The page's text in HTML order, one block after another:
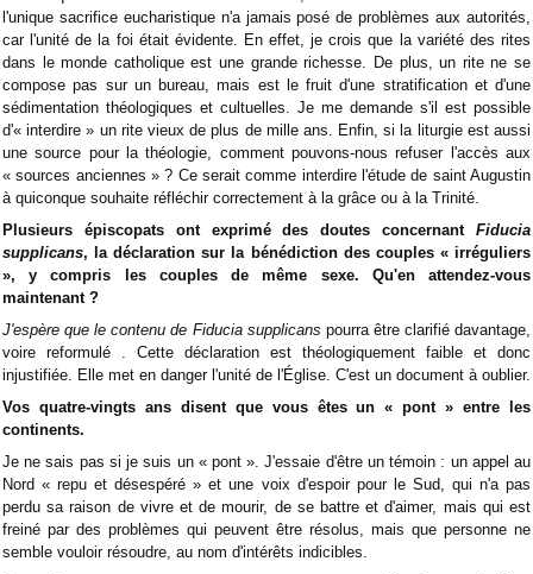
l'unique sacrifice eucharistique n'a jamais posé de problèmes aux autorités,
car l'unité de la foi était évidente. En effet, je crois que la variété des rites
dans le monde catholique est une grande richesse. De plus, un rite ne se
compose pas sur un bureau, mais est le fruit d'une stratification et d'une
sédimentation théologiques et cultuelles. Je me demande s'il est possible
d'« interdire » un rite vieux de plus de mille ans. Enfin, si la liturgie est aussi
une source pour la théologie, comment pouvons-nous refuser l'accès aux
« sources anciennes » ? Ce serait comme interdire l'étude de saint Augustin
à quiconque souhaite réfléchir correctement à la grâce ou à la Trinité.
Plusieurs épiscopats ont exprimé des doutes concernant Fiducia
supplicans, la déclaration sur la bénédiction des couples « irréguliers
», y compris les couples de même sexe. Qu'en attendez-vous
maintenant ?
J'espère que le contenu de Fiducia supplicans pourra être clarifié davantage,
voire reformulé . Cette déclaration est théologiquement faible et donc
injustifiée. Elle met en danger l'unité de l'Église. C'est un document à oublier.
Vos quatre-vingts ans disent que vous êtes un « pont » entre les
continents.
Je ne sais pas si je suis un « pont ». J'essaie d'être un témoin : un appel au
Nord « repu et désespéré » et une voix d'espoir pour le Sud, qui n'a pas
perdu sa raison de vivre et de mourir, de se battre et d'aimer, mais qui est
freiné par des problèmes qui peuvent être résolus, mais que personne ne
semble vouloir résoudre, au nom d'intérêts indicibles.